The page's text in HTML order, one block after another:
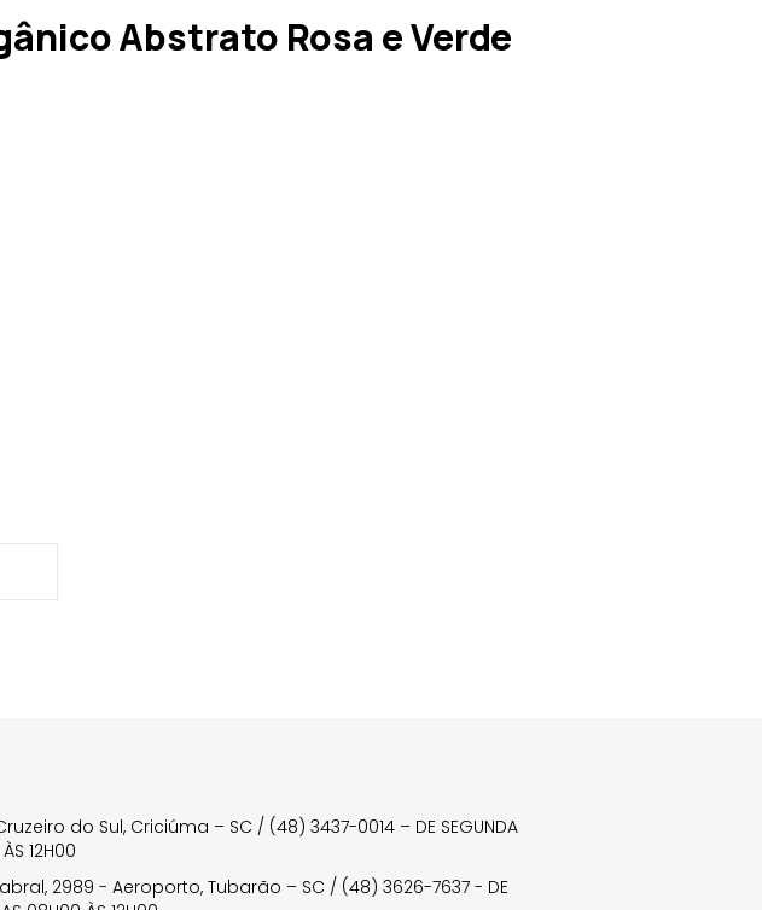
Abstrato Rosa e Verde
do Sul, Criciúma – SC / (48) 3437-0014 – DE SEGUNDA
12H00
2989 - Aeroporto, Tubarão – SC / (48) 3626-7637 - DE